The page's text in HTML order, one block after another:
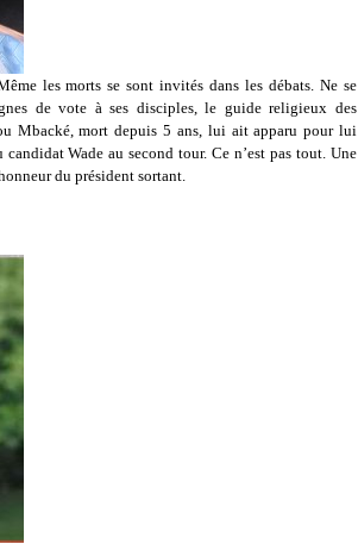
les morts se sont invités dans les débats. Ne se
de vote à ses disciples, le guide religieux des
Mbacké, mort depuis 5 ans, lui ait apparu pour lui
Wade au second tour. Ce n’est pas tout. Une
du président sortant.